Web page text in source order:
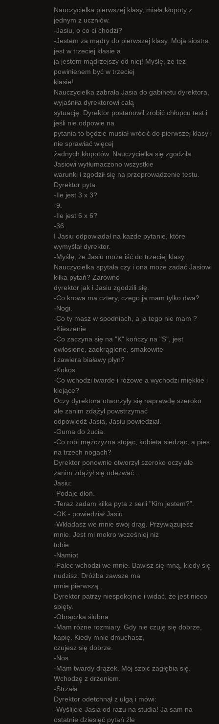
Nauczycielka pierwszej klasy, miała kłopoty z
jednym z uczniów.
-Jasiu, o co ci chodzi?
-Jestem za mądry do pierwszej klasy. Moja siostra
jest w trzeciej klasie a
ja jestem mądrzejszy od niej! Myślę, że też
powinienem być w trzeciej
klasie!
Nauczycielka zabrała Jasia do gabinetu dyrektora,
wyjaśniła dyrektorowi całą
sytuację. Dyrektor postanowił zrobić chłopcu test i
jeśli nie odpowie na
pytania to będzie musiał wrócić do pierwszej klasy i
nie sprawiać więcej
żadnych kłopotów. Nauczycielka się zgodziła.
Jasiowi wytłumaczono wszystkie
warunki i zgodził się na przeprowadzenie testu.
Dyrektor pyta:
-Ile jest 3 x 3?
-9.
-Ile jest 6 x 6?
-36.
I Jasiu odpowiadał na każde pytanie, które
wymyślał dyrektor.
-Myślę, że Jasiu może iść do trzeciej klasy.
Nauczycielka spytała czy i ona może zadać Jasiowi
kilka pytań? Zarówno
dyrektor jak i Jasiu zgodzili się.
-Co krowa ma cztery, czego ja mam tylko dwa?
-Nogi.
-Co ty masz w spodniach, a ja tego nie mam ?
-Kieszenie.
-Co zaczyna się na "K" kończy na "S", jest
owłosione, zaokrąglone, smakowite
i zawiera białawy płyn?
-Kokos
-Co wchodzi twarde i różowe a wychodzi miękkie i
klejące?
Oczy dyrektora otworzyły się naprawdę szeroko
ale zanim zdążył powstrzymać
odpowiedź Jasia, Jasiu powiedział.
-Guma do żucia.
-Co robi mężczyzna stojąc, kobieta siedząc, a pies
na trzech nogach?
Dyrektor ponownie otworzył szeroko oczy ale
zanim zdążył się odezwać...
Jasiu:
-Podaje dłoń.
-Teraz zadam kilka pyta z serii "Kim jestem?".
-OK - powiedział Jasiu
-Wkładasz we mnie swój drąg. Przywiązujesz
mnie. Jest mi mokro wcześniej niż
tobie.
-Namiot
-Palec wchodzi we mnie. Bawisz się mną, kiedy się
nudzisz. Dróżba zawsze ma
mnie pierwszą.
Dyrektor patrzy niespokojnie i widać, że jest nieco
spięty.
-Obrączka ślubna
-Mam różne rozmiary. Gdy nie czuję się dobrze,
kapię. Kiedy mnie dmuchasz,
czujesz się dobrze.
-Nos
-Mam twardy drążek. Mój szpic zagłębia się.
Wchodzę z drżeniem.
-Strzała
Dyrektor odetchnął z ulgą i mówi:
-Wyślijcie Jasia od razu na studia! Ja sam na
ostatnie dziesięć pytań źle